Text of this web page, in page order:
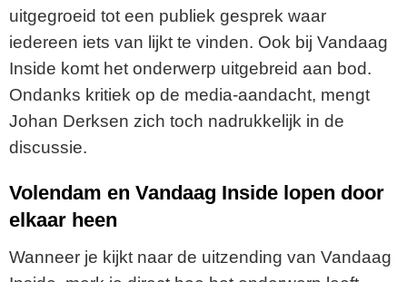
uitgegroeid tot een publiek gesprek waar
iedereen iets van lijkt te vinden. Ook bij Vandaag
Inside komt het onderwerp uitgebreid aan bod.
Ondanks kritiek op de media-aandacht, mengt
Johan Derksen zich toch nadrukkelijk in de
discussie.
Volendam en Vandaag Inside lopen door
elkaar heen
Wanneer je kijkt naar de uitzending van Vandaag